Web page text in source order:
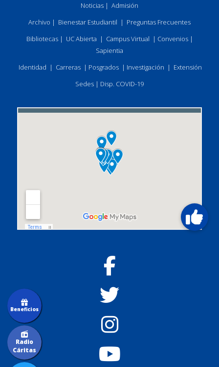
Noticias | Admisión
Archivo | Bienestar Estudiantil | Preguntas Frecuentes
Bibliotecas| UC Abierta | Campus Virtual | Convenios|
Sapientia
Identidad | Carreras | Posgrados | Investigación | Extensión
Sedes | Disp. COVID-19
Radio
Cáritas
Beneficios